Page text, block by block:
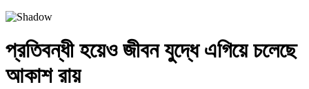
প্রতিবন্ধী হয়েও জীবন যুদ্ধে এগিয়ে চলেছে
আকাশ রায়